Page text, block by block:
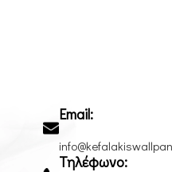
Email:
Τηλέφωνο: